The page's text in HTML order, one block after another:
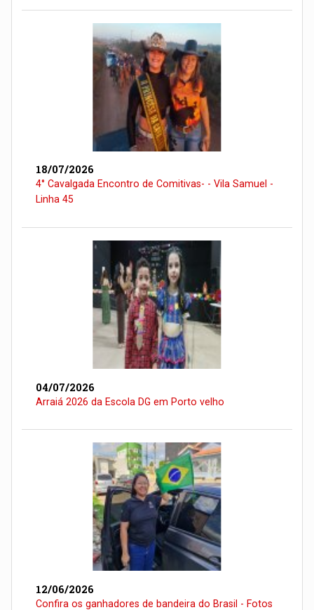
18/07/2026
4° Cavalgada Encontro de Comitivas- - Vila Samuel -
Linha 45
04/07/2026
Arraiá 2026 da Escola DG em Porto velho
12/06/2026
Confira os ganhadores de bandeira do Brasil - Fotos